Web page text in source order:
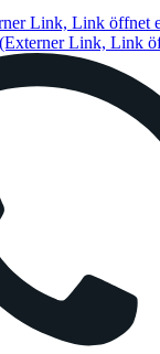
Link, Link öffnet
(Externer Link, Link